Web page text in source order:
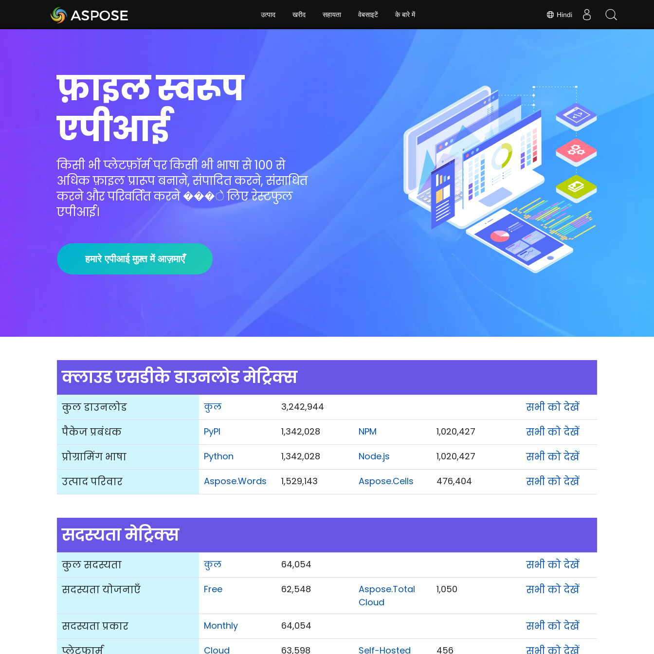
Hindi
उत्पाद खरीद सहायता वेबसाइटें के बारे में
फ़ाइल स्वरूप
एपीआई
किसी भी प्लेटफ़ॉर्म पर किसी भी भाषा से 100 से
अधिक फ़ाइल प्रारूप बनाने, संपादित करने, संसाधित
करने और परिवर्तित करने ���े लिए रेस्टफुल
एपीआई।
हमारे एपीआई मुफ़्त में आज़माएँ
क्लाउड एसडीके डाउनलोड मेट्रिक्स
कुल डाउनलोड कुल 3,242,944
सभी को देखें
पैकेज प्रबंधक
PyPI 1,342,028 NPM 1,020,427
सभी को देखें
प्रोग्रामिंग भाषा
Python 1,342,028 Node.js 1,020,427
सभी को देखें
उत्पाद परिवार
Aspose.Words 1,529,143 Aspose.Cells 476,404 सभी को देखें
सदस्यता मेट्रिक्स
कुल सदस्यता कुल 64,054
सभी को देखें
सदस्यता योजनाएँ
Free 62,548
Aspose.Total
Cloud
1,050 सभी को देखें
सदस्यता प्रकार Monthly 64,054
सभी को देखें
प्लेटफार्म
Cloud 63,598 Self-Hosted 456 सभी को देखें